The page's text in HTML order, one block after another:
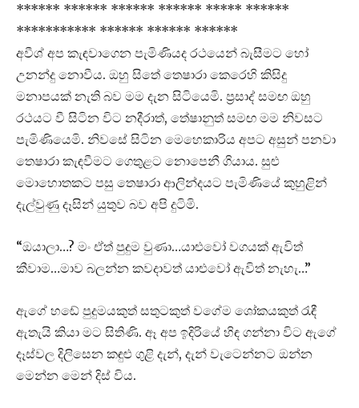
****** ****** ****** ****** ***** ******
*********** ****** ****** ******
අවීශ් අප කැඳවාගෙන පැමිණියද රථයෙන් බැසීමට හෝ
උනන්දු නොවීය. ඔහු සිතේ තෙෂාරා කෙරෙහි කිසිදු
මනාපයක් නැති බව මම දැන සිටියෙමි. ප්‍රසාද් සමඟ ඔහු
රථයට වී සිටින විට නදීරාත්, තේෂානුත් සමඟ මම නිවසට
පැමිණියෙමි. නිවසේ සිටින මෙහෙකාරිය අපට අසුන් පනවා
තෙෂාරා කැඳවීමට ගෙතුළට නොපෙනී ගියාය. සුළු
මොහොතකට පසු තෙෂාරා ආලින්දයට පැමිණියේ කුහුළින්
දැල්වුණු දෑසින් යුතුව බව අපි දුටිමි.
“ඔයාලා…? මං ඒත් පුදුම වුණා…යාළුවෝ වගයක් ඇවිත්
කීවාම…මාව බලන්න කවදාවත් යාළුවෝ ඇවිත් නැහැ…”
ඇගේ හඬේ පුදුමයකුත් සතුටකුත් වගේම ශෝකයකුත් රැඳී
ඇතැයි කියා මට සිතිණි. ඈ අප ඉදිරියේ හිඳ ගන්නා විට ඇගේ
දෑස්වල දිලිසෙන කඳුළු ගුළි දැන්, දැන් වැටෙන්නට ඔන්න
මෙන්න මෙන් දිස් විය.